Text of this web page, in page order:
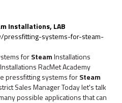
Installations, LAB
systems-for-steam-
forSteamInstallations
Installations RacMet Academy
pressfitting systems forSteam
Sales Manager Today let's talk
possible applications that can